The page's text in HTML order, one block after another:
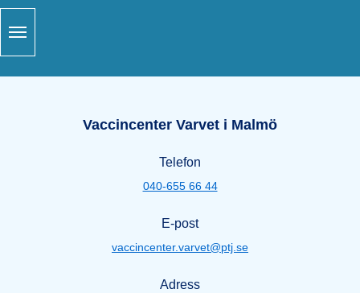
Öppettider Varvet i Malmö
Vaccincenter Varvet i Malmö
Telefon
040-655 66 44
E-post
vaccincenter.varvet@ptj.se
Adress